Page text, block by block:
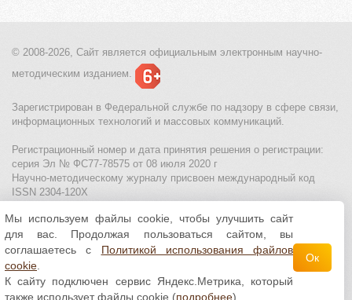
© 2008-2026, Сайт является официальным электронным научно-
методическим изданием.
Зарегистрирован в Федеральной службе по надзору в сфере связи,
информационных технологий и массовых коммуникаций.
Регистрационный номер и дата принятия решения о регистрации:
серия Эл № ФС77-78575 от 08 июля 2020 г
Научно-методическому журналу присвоен международный код
ISSN 2304-120X
МЦИТО|Школьные олимпиады и онлайн конкурсы для детей
Политика использования файлов cookie| Политика обработки и
защиты персональных данных
Все материалы доступны полицензии Creative
Commons С указанием авторства 4.0 Всемирная
Мы используем файлы cookie, чтобы улучшить сайт
для вас. Продолжая пользоваться сайтом, вы
соглашаетесь с Политикой использования файлов
cookie
К сайту подключен сервис Яндекс.Метрика, который
также использует файлы cookie (подробнее)
Ок